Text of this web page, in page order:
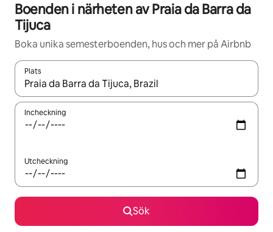
Boenden i närheten av Praia da Barra da
Tijuca
Boka unika semesterboenden, hus och mer på Airbnb
Plats
När resultaten är tillgängliga kan du navigera med upp- och
Incheckning
Utcheckning
Sök